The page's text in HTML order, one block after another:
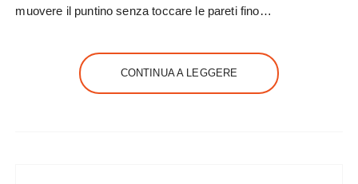
muovere il puntino senza toccare le pareti fino…
CONTINUA A LEGGERE